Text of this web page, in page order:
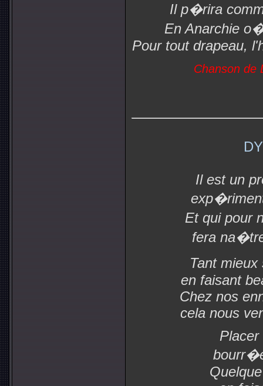
Il p�rira
En Anarchie
Pour tout drapeau,
Chanson de
Il est un
Et qui pour
fera
Tant
en faisant
Chez nos
cela nous